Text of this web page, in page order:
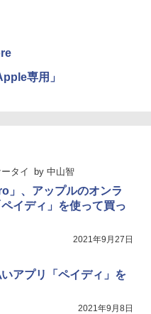
専用」
タイ by 中山智
」、アップルのオンラ
イディ」を使って買っ
2021年9月27日
アプリ「ペイディ」を
2021年9月8日